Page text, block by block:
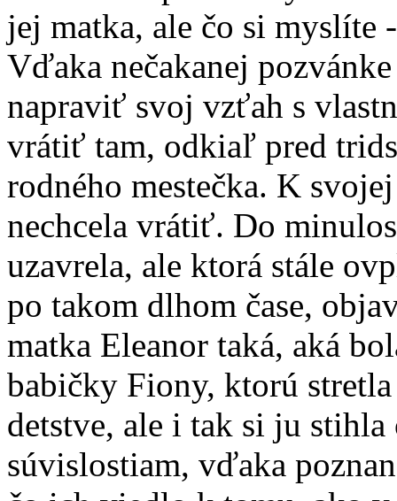
jej matka, ale čo si myslíte
Vďaka nečakanej
napraviť svoj vzťah s
vrátiť tam, odkiaľ pred
rodného mestečka. K
nechcela vrátiť. Do
uzavrela, ale ktorá stále
po takom dlhom čase,
matka Eleanor taká, aká
babičky Fiony, ktorú
detstve, ale i tak si ju
súvislostiam, vďaka